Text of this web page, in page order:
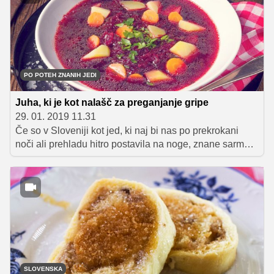
prožen in s primerno teksturo. Za to je zaslužno prav
delovanje glutena v kombinaciji z delovanjem kvasa.
PO POTEH ZNANIH JEDI
Juha, ki je kot nalašč za preganjanje gripe
29. 01. 2019 11.31
Če so v Sloveniji kot jed, ki naj bi nas po prekrokani
noči ali prehladu hitro postavila na noge, znane sarme,
kokošja in goveja juha, v vzhodnoevropskih državah
Evrope to velja za boršč, sladko-kislo juho iz govejega
ali svinjskega mesa in zelenjave. Oblika jedi, kot jo
poznamo danes, naj bi izvirala s področja današnje
Ukrajine, in čeprav je danes prepoznavni znak boršča
škrlatno rdeča barva pese, ta sestavina v resnici sploh
ni bila del prvotne juhe.
SLOVENSKA